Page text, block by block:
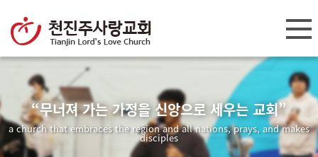
“무너져 가는 가정을 신앙으로 세우는 교회”
a church that embraces the region and all nations, prays, and makes
disciples